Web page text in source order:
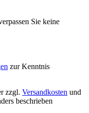
Sie keine
zur Kenntnis
zzgl. Versandkosten und
beschrieben